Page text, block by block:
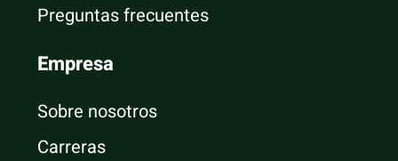
Preguntas frecuentes
Empresa
Sobre nosotros
Carreras